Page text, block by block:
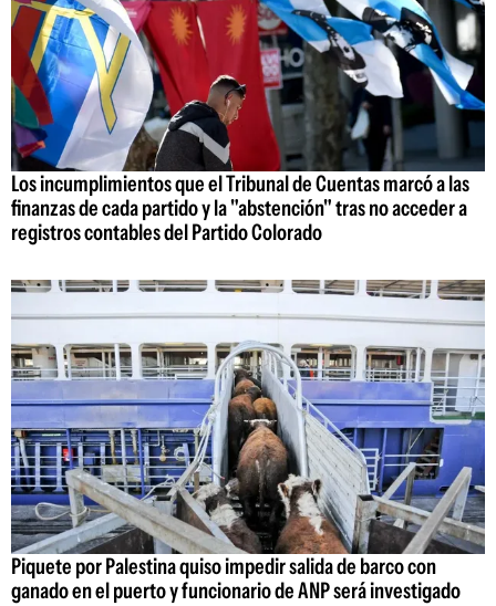
Los incumplimientos que el Tribunal de Cuentas marcó a las
finanzas de cada partido y la "abstención" tras no acceder a
registros contables del Partido Colorado
Piquete por Palestina quiso impedir salida de barco con
ganado en el puerto y funcionario de ANP será investigado